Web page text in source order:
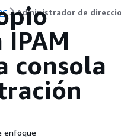
Administrador de
IPAM
consola
enfoque